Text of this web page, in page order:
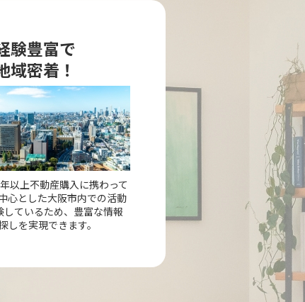
験豊富で
域密着！
以上不動産購入に携わって
心とした大阪市内での活動
しているため、豊富な情報
しを実現できます。